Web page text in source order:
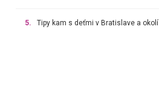
5. Tipy kam s deťmi v Bratislave a okolí